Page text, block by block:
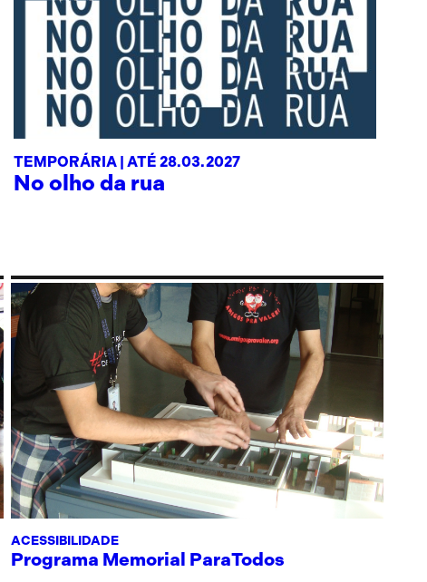
TEMPORÁRIA | ATÉ 28.03.2027
No olho da rua
ACESSIBILIDADE
Programa Memorial ParaTodos